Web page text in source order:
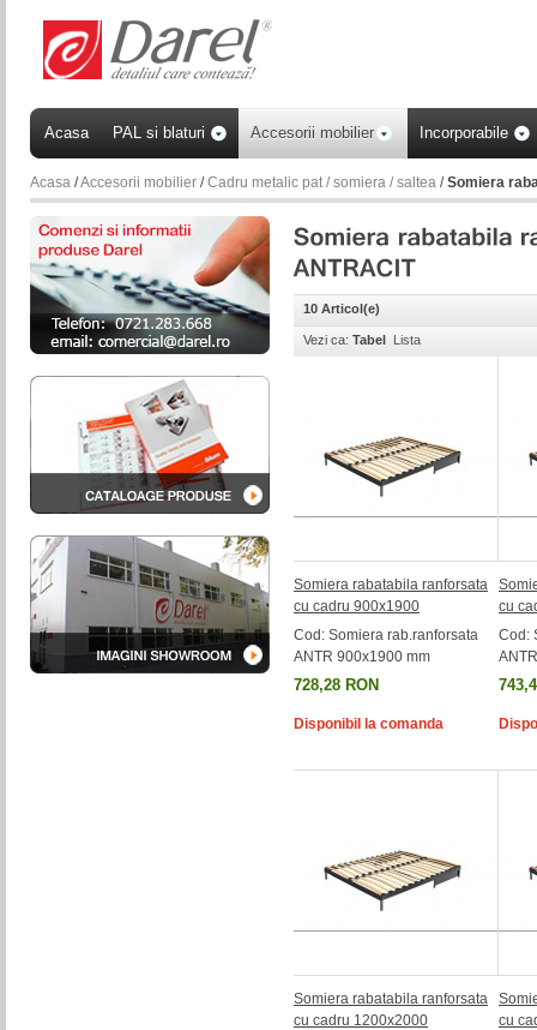
10 Articol(e)
Vezi ca: Tabel Lista
Somiera rabatabila ranforsata
cu cadru 900x1900
Cod: Somiera rab.ranforsata
ANTR 900x1900 mm
728,28 RON
Disponibil la comanda
cu
Cod:
Somiera rabatabila ranforsata
cu cadru 1200x2000
cu
Acasa PAL si blaturi Accesorii mobilier Incorporabile
Acasa /Accesorii mobilier /Cadru metalic pat / somiera / saltea /Somiera